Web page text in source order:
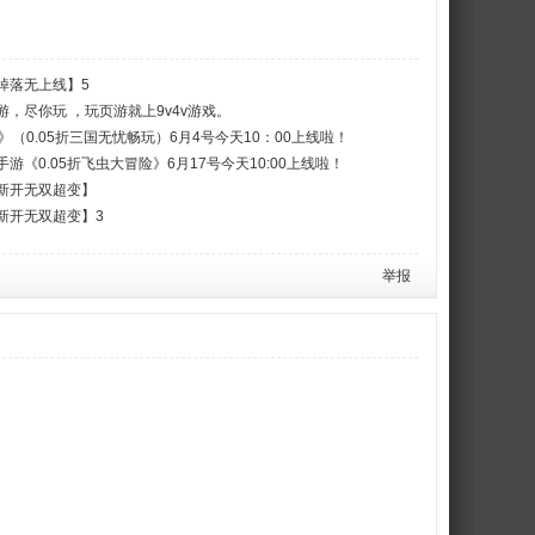
落无上线】5
，尽你玩 ，玩页游就上9v4v游戏。
（0.05折三国无忧畅玩）6月4号今天10：00上线啦！
游《0.05折飞虫大冒险》6月17号今天10:00上线啦！
开无双超变】
开无双超变】3
举报